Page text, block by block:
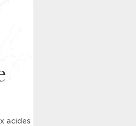
acides